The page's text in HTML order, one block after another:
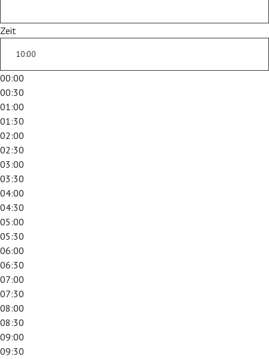
Zeit
00:00
00:30
01:00
01:30
02:00
02:30
03:00
03:30
04:00
04:30
05:00
05:30
06:00
06:30
07:00
07:30
08:00
08:30
09:00
09:30